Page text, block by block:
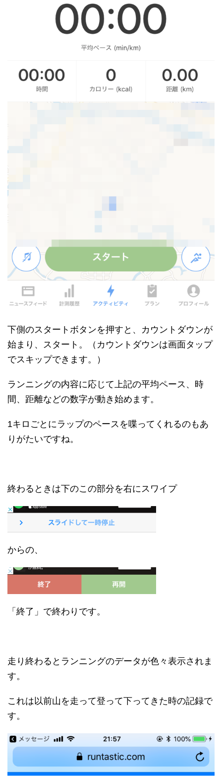
下側のスタートボタンを押すと、カウントダウンが
始まり、スタート。（カウントダウンは画面タップ
でスキップできます。）
ランニングの内容に応じて上記の平均ペース、時
間、距離などの数字が動き始めます。
1キロごとにラップのペースを喋ってくれるのもあ
りがたいですね。
終わるときは下のこの部分を右にスワイプ
からの、
「終了」で終わりです。
走り終わるとランニングのデータが色々表示されま
す。
これは以前山を走って登って下ってきた時の記録で
す。